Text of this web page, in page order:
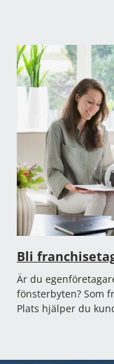
Bli
Är du
fönsterbyten? Som
Plats hjälper du